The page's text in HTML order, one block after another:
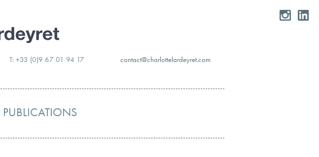
T: +33 (0)9 67 01 94 17 moc.teryedralettolrahc@tcatnoc
PUBLICATIONS